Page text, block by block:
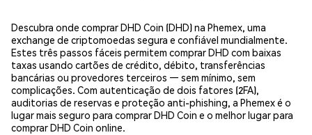
Descubra onde comprar DHD Coin (DHD) na Phemex, uma
exchange de criptomoedas segura e confiável mundialmente.
Estes três passos fáceis permitem comprar DHD com baixas
taxas usando cartões de crédito, débito, transferências
bancárias ou provedores terceiros — sem mínimo, sem
complicações. Com autenticação de dois fatores (2FA),
auditorias de reservas e proteção anti-phishing, a Phemex é o
lugar mais seguro para comprar DHD Coin e o melhor lugar para
comprar DHD Coin online.